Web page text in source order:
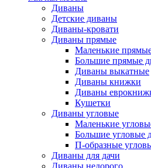
Диваны
Детские диваны
Диваны-кровати
Диваны прямые
Маленькие
Большие прямые
Диваны выкатные
Диваны книжки
Диваны
Кушетки
Диваны угловые
Маленькие
Большие угловые
П-образные
Диваны для дачи
Диваны недорого